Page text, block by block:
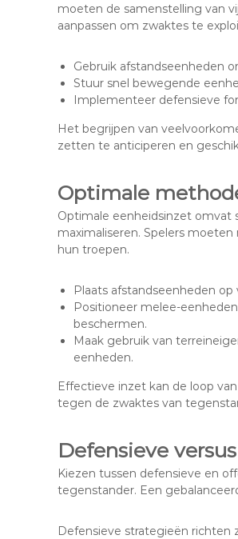
moeten de samenstelling van
aanpassen om zwaktes te
Gebruik afstandseenheden
Stuur snel bewegende
Implementeer defensieve
Het begrijpen van
zetten te anticiperen en
Optimale
Optimale eenheidsinzet omvat
maximaliseren. Spelers
hun troepen.
Plaats afstandseenheden
Positioneer melee-
beschermen.
Maak gebruik van
eenheden.
Effectieve inzet kan de loop
tegen de zwaktes van
Defensieve
Kiezen tussen defensieve en
tegenstander. Een
Defensieve strategieën richten